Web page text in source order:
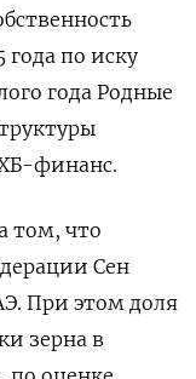
​года по иску
года Родные
финанс.
том, что
Сен
При этом доля
зерна в